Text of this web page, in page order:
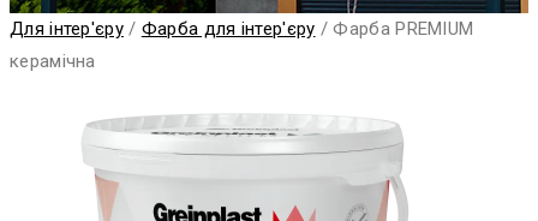
Для інтер'єру/ Фарба для інтер'єру /Фарба PREMIUM
керамічна